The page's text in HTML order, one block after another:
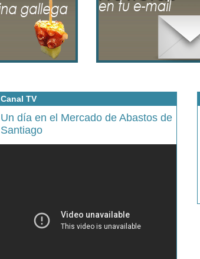
Canal TV
Un día en el Mercado de Abastos de
Santiago